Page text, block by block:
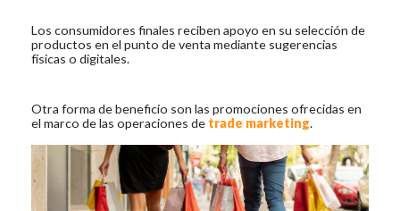
Los consumidores finales reciben apoyo en su selección de
productos en el punto de venta mediante sugerencias
físicas o digitales.
Otra forma de beneficio son las promociones ofrecidas en
el marco de las operaciones de trade marketing.